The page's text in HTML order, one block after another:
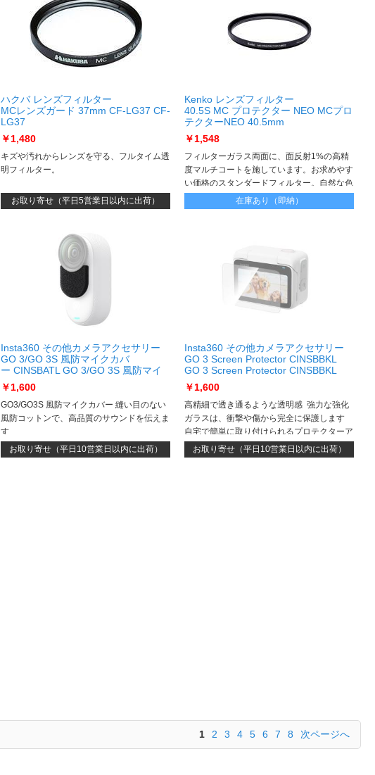
ハクバ レンズフィルター
MCレンズガード 37mm CF-LG37 CF-
LG37
￥1,480
キズや汚れからレンズを守る、フルタイム透
明フィルター。
お取り寄せ（平日5営業日以内に出荷）
Kenko レンズフィルター
40.5S MC プロテクター NEO MCプロ
テクターNEO 40.5mm
￥1,548
フィルターガラス両面に、面反射1%の高精
度マルチコートを施しています。お求めやす
い価格のスタンダードフィルター。自然な色
再現を実現した、高透過率の両面マルチコー
トフィルターです。
在庫あり（即納）
Insta360 その他カメラアクセサリー
GO 3/GO 3S 風防マイクカバ
ー CINSBATL GO 3/GO 3S 風防マイ
クカバー CINSBATL
￥1,600
GO3/GO3S 風防マイクカバー 縫い目のない
風防コットンで、高品質のサウンドを伝えま
す
風防マイクカバー 4個入り
お取り寄せ（平日10営業日以内に出荷）
Insta360 その他カメラアクセサリー
GO 3 Screen Protector CINSBBKL
GO 3 Screen Protector CINSBBKL
￥1,600
高精細で透き通るような透明感 強力な強化
ガラスは、衝撃や傷から完全に保護します
自宅で簡単に取り付けられるプロテクターア
プリケーションキット付属
お取り寄せ（平日10営業日以内に出荷）
1 2 3 4 5 6 7 8 次ページへ